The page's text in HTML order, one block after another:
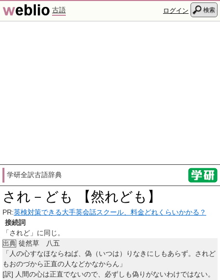
古語 ログイン 検索
学研全訳古語辞典
され－ども 【然れども】
PR:英検対策できる大手英会話スクール、料金どれくらいかかる？
接続詞
「されど」に同じ。
出典 徒然草 八五
「人の心すなほならねば、偽（いつは）りなきにしもあらず。されど
もおのづから正直の人などかなからん」
[訳] 人間の心は正直でないので、必ずしも偽りがないわけではない。